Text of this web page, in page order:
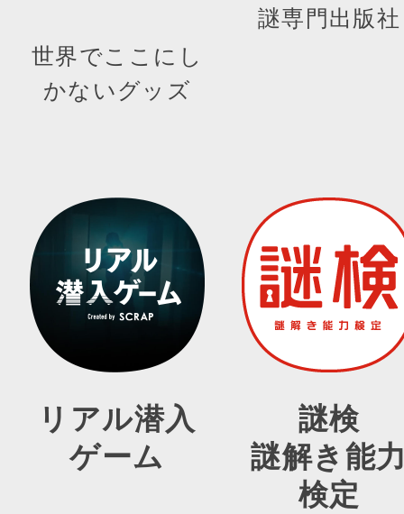
世界でここにし
かないグッズ
謎専門出版社
リアル潜入
ゲーム
謎検
謎解き能
検定